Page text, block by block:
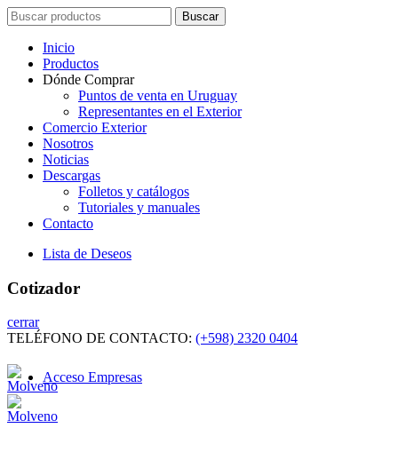
Search
for:
Buscar
Inicio
Productos
Dónde Comprar
Puntos de venta en Uruguay
Representantes en el Exterior
Comercio Exterior
Nosotros
Noticias
Descargas
Folletos y catálogos
Tutoriales y manuales
Contacto
Lista de Deseos
Cotizador
cerrar
TELÉFONO DE CONTACTO: (+598) 2320 0404
Acceso Empresas